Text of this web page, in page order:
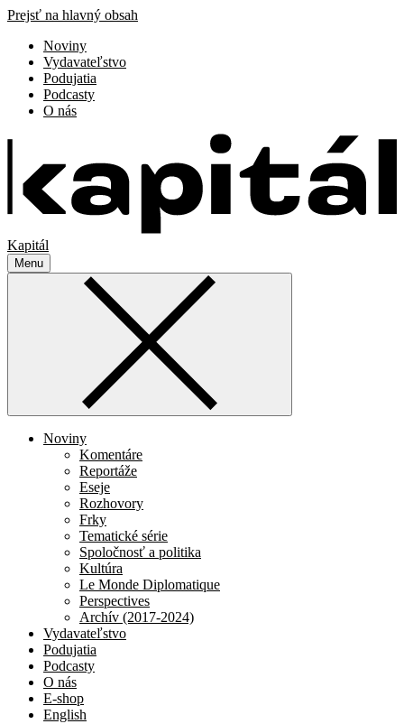
Prejsť na hlavný obsah
Noviny
Vydavateľstvo
Podujatia
Podcasty
O nás
Kapitál
Menu
Noviny
Komentáre
Reportáže
Eseje
Rozhovory
Frky
Tematické série
Spoločnosť a politika
Kultúra
Le Monde Diplomatique
Perspectives
Archív (2017-2024)
Vydavateľstvo
Podujatia
Podcasty
O nás
E-shop
English